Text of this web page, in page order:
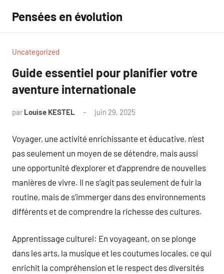
contenu
Pensées en évolution
Uncategorized
Guide essentiel pour planifier votre
aventure internationale
par Louise KESTEL juin 29, 2025
Voyager, une activité enrichissante et éducative, n’est
pas seulement un moyen de se détendre, mais aussi
une opportunité d’explorer et d’apprendre de nouvelles
manières de vivre. Il ne s’agit pas seulement de fuir la
routine, mais de s’immerger dans des environnements
différents et de comprendre la richesse des cultures.
Apprentissage culturel: En voyageant, on se plonge
dans les arts, la musique et les coutumes locales, ce qui
enrichit la compréhension et le respect des diversités